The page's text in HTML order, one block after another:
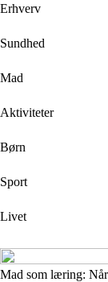
Erhverv
Sundhed
Mad
Aktiviteter
Børn
Sport
Livet
Mad som læring: